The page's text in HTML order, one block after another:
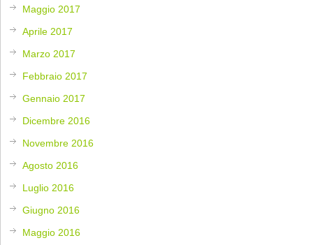
Maggio 2017
Aprile 2017
Marzo 2017
Febbraio 2017
Gennaio 2017
Dicembre 2016
Novembre 2016
Agosto 2016
Luglio 2016
Giugno 2016
Maggio 2016